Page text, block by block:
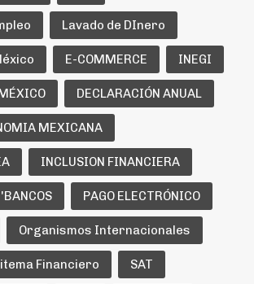
Lavado de DInero
E-COMMERCE INEGI
DECLARACIÓN ANUAL
MEXICANA
INCLUSION FINANCIERA
'BANCOS PAGO ELECTRÓNICO
Organismos Internacionales
Financiero SAT